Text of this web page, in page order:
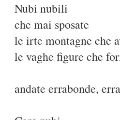
Nubi nubili
che mai sposate
le irte montagne che
le vaghe figure che
andate errabonde,